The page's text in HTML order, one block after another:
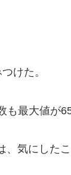
けた。
も最大値が
、気にしたこ